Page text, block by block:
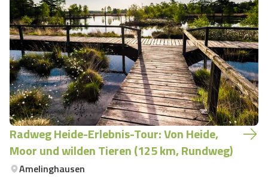
Radweg Heide-Erlebnis-Tour: Von Heide,
Moor und wilden Tieren (125 km, Rundweg)
Amelinghausen